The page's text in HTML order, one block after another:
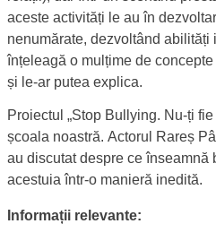
aceste activități le au în
nenumărate, dezvoltând abilități
înțeleagă o mulțime de
și le-ar putea explica.
Proiectul „Stop Bullying. Nu-ți
școala noastră. Actorul Rareș
au discutat despre ce înseamnă
acestuia într-o manieră inedită.
Scurt metraj
Informații relevante: